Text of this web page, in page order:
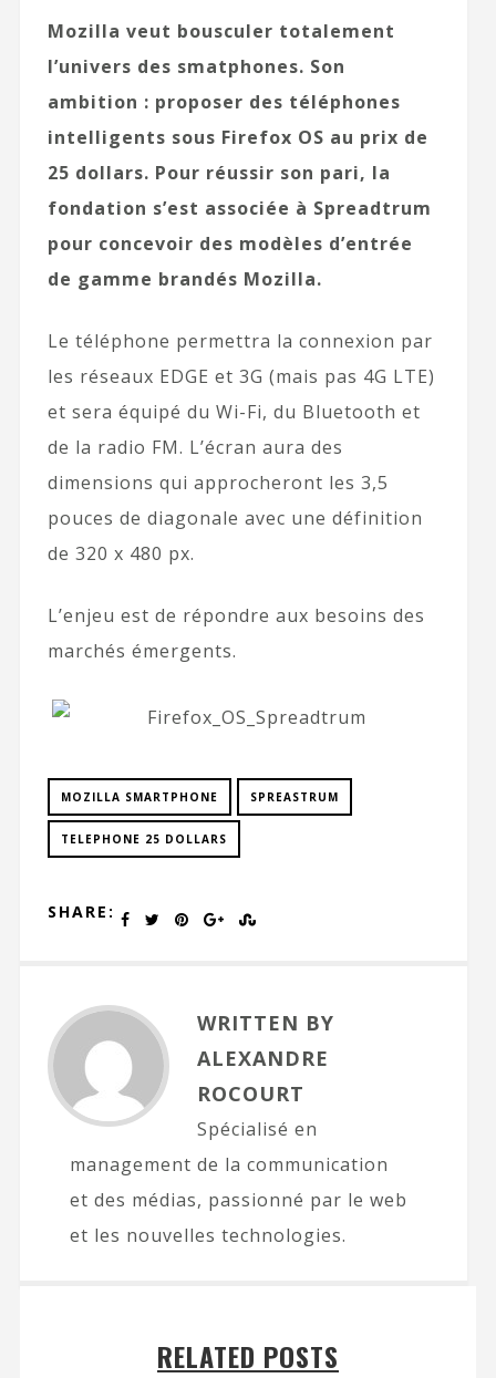
Mozilla veut bousculer totalement
l’univers des smatphones. Son
ambition : proposer des téléphones
intelligents sous Firefox OS au prix de
25 dollars. Pour réussir son pari, la
fondation s’est associée à Spreadtrum
pour concevoir des modèles d’entrée
de gamme brandés Mozilla.
Le téléphone permettra la connexion par
les réseaux EDGE et 3G (mais pas 4G LTE)
et sera équipé du Wi-Fi, du Bluetooth et
de la radio FM. L’écran aura des
dimensions qui approcheront les 3,5
pouces de diagonale avec une définition
de 320 x 480 px.
L’enjeu est de répondre aux besoins des
marchés émergents.
MOZILLA SMARTPHONE SPREASTRUM
TELEPHONE 25 DOLLARS
SHARE:
WRITTEN BY
ALEXANDRE
ROCOURT
Spécialisé en
management de la communication
et des médias, passionné par le web
et les nouvelles technologies.
RELATED POSTS